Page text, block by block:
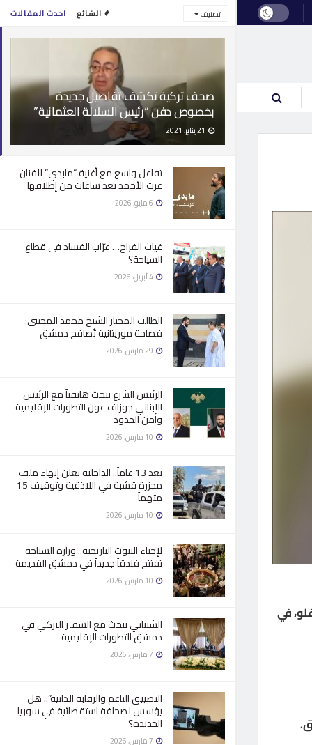
احدث المقالات الشائع تصنيف
صحف تركية تكشف تفاصيل جديدة
بخصوص دفن “رئيس السلالة العثمانية”
تفاعل واسع مع أغنية “مابدي” للفنان
عزت الأحمد بعد ساعات من إطلاقها
غياث الفراح… عرّاب الفساد في قطاع
السياحة؟
الطالب المختار الشيخ محمد المجتبى:
فصاحة موريتانية تُصافح دمشق
الرئيس الشرع يبحث هاتفياً مع الرئيس
اللبناني جوزاف عون التطورات الإقليمية
وأمن الحدود
بعد 13 عاماً.. الداخلية تعلن إنهاء ملف
مجزرة قشبة في اللاذقية وتوقيف 15
متهماً
لإحياء البيوت التاريخية.. وزارة السياحة
تفتتح فندقاً جديداً في دمشق القديمة
الشيباني يبحث مع السفير التركي في
دمشق التطورات الإقليمية
التضييق الناعم والرقابة الذاتية”.. هل
يؤسس لصحافة استقصائية في سوريا
الجديدة؟
في